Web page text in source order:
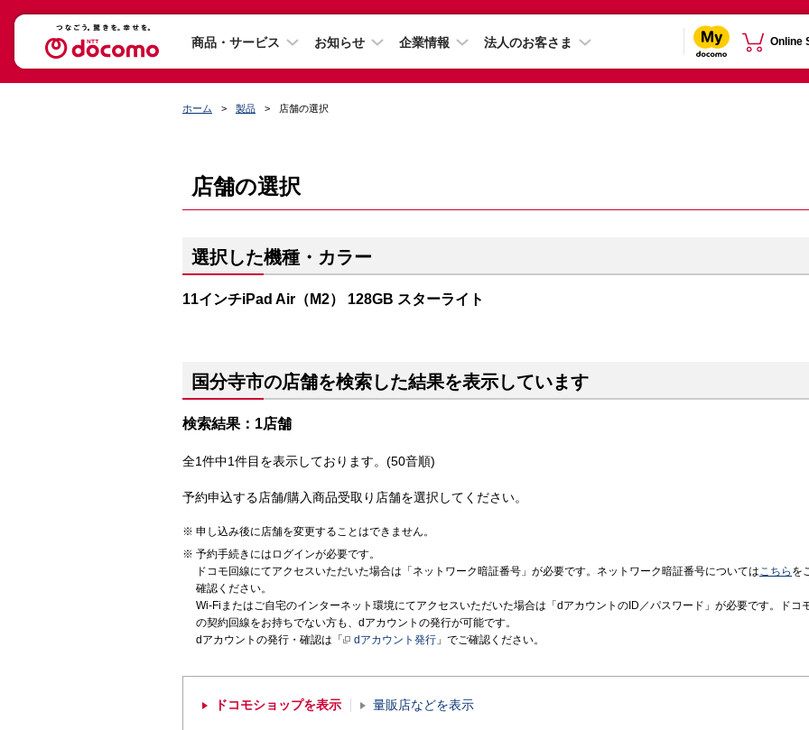
商品・サービス お知らせ 企業情報 法人のお客さま Online
ホーム 製品 店舗の選択
店舗の選択
選択した機種・カラー
11インチiPad Air（M2） 128GB スターライト
国分寺市の店舗を検索した結果を表示しています
検索結果：1店舗
全1件中1件目を表示しております。(50音順)
予約申込する店舗/購入商品受取り店舗を選択してください。
申し込み後に店舗を変更することはできません。
予約手続きにはログインが必要です。
ドコモ回線にてアクセスいただいた場合は「ネットワーク暗証番号」が必要です。ネットワーク暗証番号についてはこちら を
確認ください。
Wi-Fiまたはご自宅のインターネット環境にてアクセスいただいた場合は「dアカウントのID／パスワード」が必要です。ドコ
の契約回線をお持ちでない方も、dアカウントの発行が可能です。
dアカウントの発行・確認は「
dアカウント発行 」でご確認ください。
ドコモショップを表示 量販店などを表示